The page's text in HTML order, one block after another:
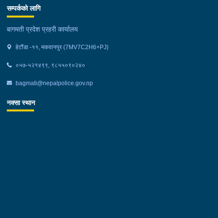
सम्पर्कको लागि
बागमती प्रदेश प्रहरी कार्यालय
हेटौंडा -११, मकवानपुर (7MV7C2H6+PJ)
०५७-५२१४९९, ९८५५०९०२४०
bagmati@nepalpolice.gov.np
नक्सा स्थान